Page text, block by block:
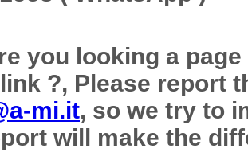
you looking a
?, Please report
mi.it, so we try to
will make the